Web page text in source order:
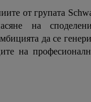
от групата
на
да се
на